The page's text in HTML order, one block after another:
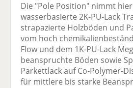
Die "Pole Position" nimmt
wasserbasierte 2K-PU-Lack
strapazierte Holzböden und
vom hoch
Flow und dem 1K-PU-Lack
beanspruchte Böden sowie
Parkettlack auf Co-Polymer-
für mittlere bis starke